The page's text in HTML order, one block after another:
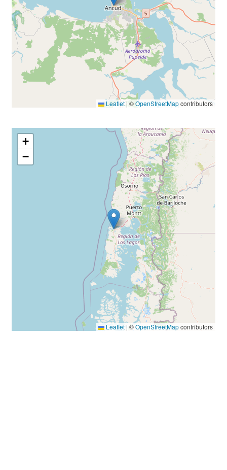
Leaflet | ©OpenStreetMapcontributors
+
−
Leaflet | ©OpenStreetMapcontributors